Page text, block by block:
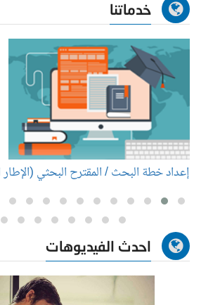
خدماتنا
إعداد خطة البحث / المقترح البحثي (الإطار
احدث الفيديوهات